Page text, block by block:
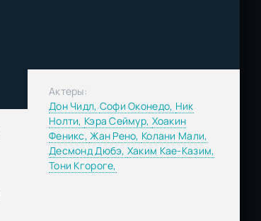
Актеры:
Дон Чидл, Софи Оконедо, Ник
Нолти, Кэра Сеймур, Хоакин
Феникс,Жан Рено, Колани Мали,
Десмонд Дюбэ, Хаким Кае-Казим,
Тони Кгороге,